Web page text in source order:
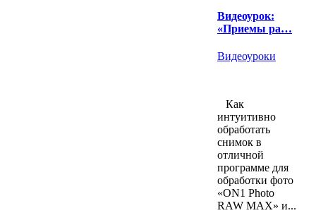
Видеоурок:
«Приемы ра…
Видеоуроки
Как
интуитивно
обработать
снимок в
отличной
программе для
обработки фото
«ON1 Photo
RAW MAX» и...